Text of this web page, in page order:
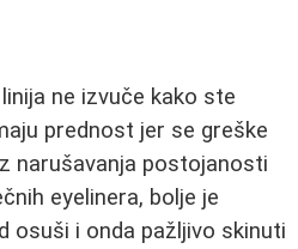
ne izvuče kako ste
prednost jer se greške
narušavanja postojanosti
eyelinera, bolje je
osuši i onda pažljivo skinuti